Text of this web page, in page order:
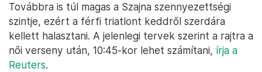
Továbbra is túl magas a Szajna szennyezettségi
szintje, ezért a férfi triatlont keddről szerdára
kellett halasztani. A jelenlegi tervek szerint a rajtra a
női verseny után, 10:45-kor lehet számítani, írja a
Reuters.